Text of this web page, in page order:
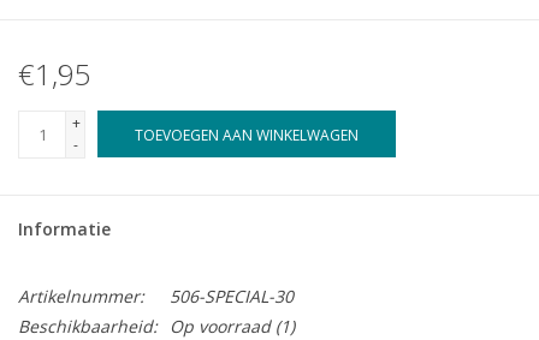
€1,95
+
-
TOEVOEGEN AAN WINKELWAGEN
Informatie
Artikelnummer:
506-SPECIAL-30
Beschikbaarheid:
Op voorraad(1)